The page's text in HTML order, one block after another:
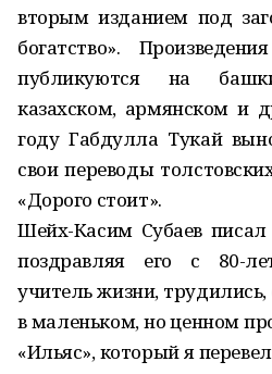
вторым изданием под
богатство».
публикуются на
казахском, армянском и
году Габдулла Тукай
свои переводы
«Дорого стоит».
Шейх-Касим Субаев
поздравляя его с 80-
учитель жизни,
в маленьком, но ценном
«Ильяс», который я